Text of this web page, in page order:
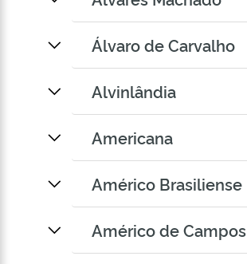
Álvaro de Carvalho
Alvinlândia
Americana
Américo Brasiliense
Américo de Campos